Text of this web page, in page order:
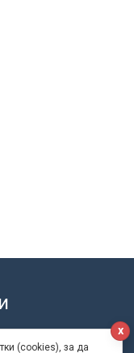
(cookies), за да
x